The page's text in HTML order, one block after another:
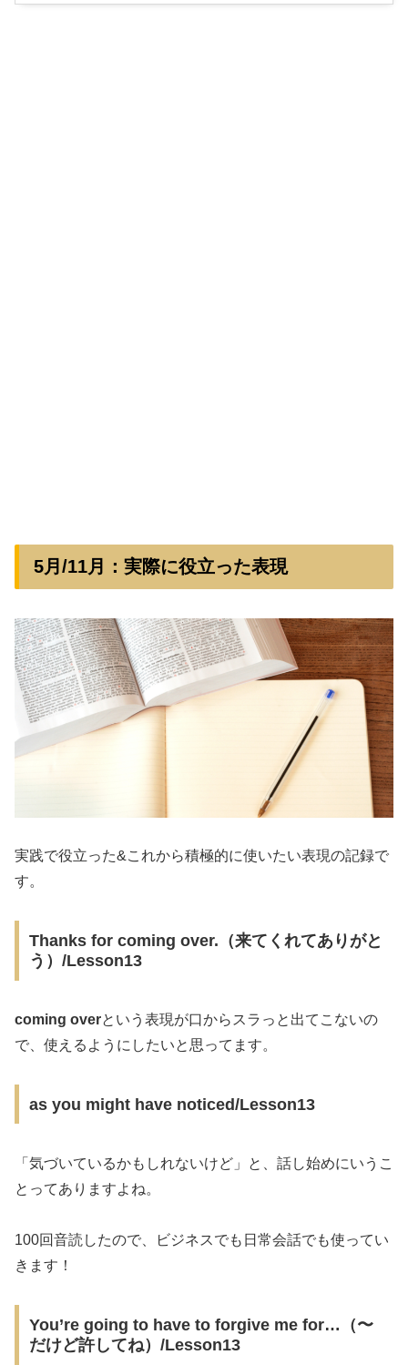
5月/11月：実際に役立った表現
実践で役立った&これから積極的に使いたい表現の記録で
す。
Thanks for coming over.（来てくれてありがと
う）/Lesson13
coming overという表現が口からスラっと出てこないの
で、使えるようにしたいと思ってます。
as you might have noticed/Lesson13
「気づいているかもしれないけど」と、話し始めにいうこ
とってありますよね。
100回音読したので、ビジネスでも日常会話でも使ってい
きます！
You’re going to have to forgive me for…（〜
だけど許してね）/Lesson13